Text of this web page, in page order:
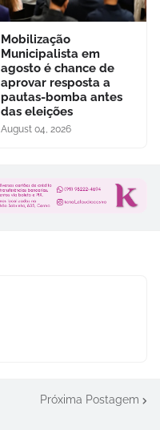
Mobilização
Municipalista em
agosto é chance de
aprovar resposta a
pautas-bomba antes
das eleições
August 04, 2026
Próxima Postagem